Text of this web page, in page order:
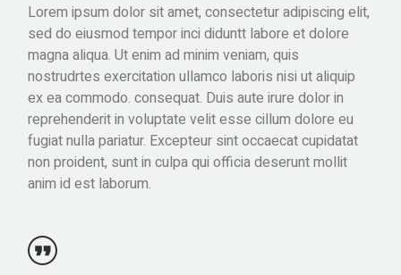
Lorem ipsum dolor sit amet, consectetur adipiscing elit,
sed do eiusmod tempor inci diduntt labore et dolore
magna aliqua. Ut enim ad minim veniam, quis
nostrudrtes exercitation ullamco laboris nisi ut aliquip
ex ea commodo. consequat. Duis aute irure dolor in
reprehenderit in voluptate velit esse cillum dolore eu
fugiat nulla pariatur. Excepteur sint occaecat cupidatat
non proident, sunt in culpa qui officia deserunt mollit
anim id est laborum.